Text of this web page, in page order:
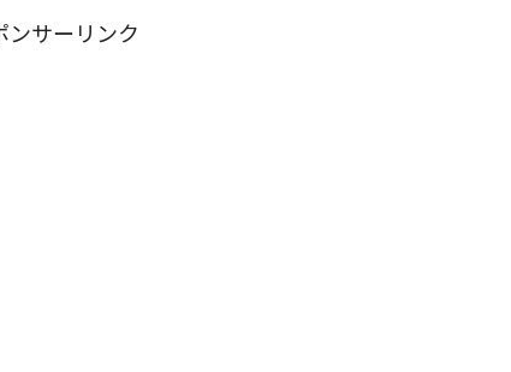
ンサーリンク